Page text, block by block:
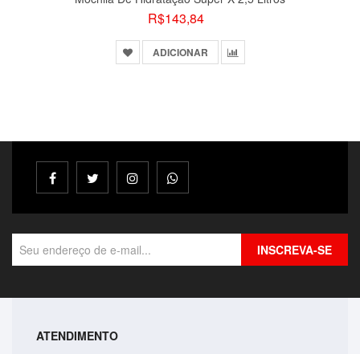
R$143,84
ADICIONAR
INSCREVA-SE
ATENDIMENTO